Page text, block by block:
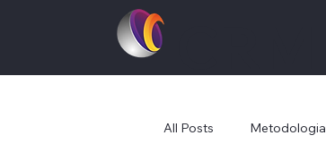
odel
All Posts Metodologia